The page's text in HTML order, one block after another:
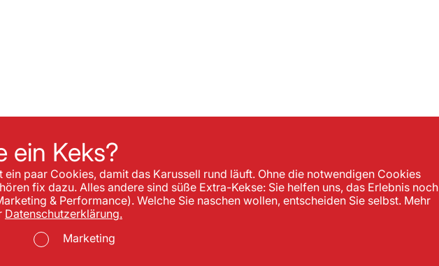
ein Keks?
ein paar Cookies, damit das Karussell rund läuft. Ohne die notwendigen Cookies
fix dazu. Alles andere sind süße Extra-Kekse: Sie helfen uns, das Erlebnis noch
& Performance). Welche Sie naschen wollen, entscheiden Sie selbst. Mehr
Datenschutzerklärung.
Marketing